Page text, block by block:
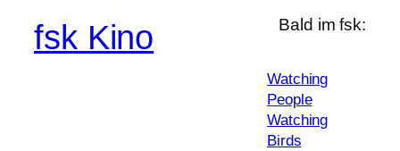
fsk Kino Bald im fsk:
Watching
People
Watching
Birds